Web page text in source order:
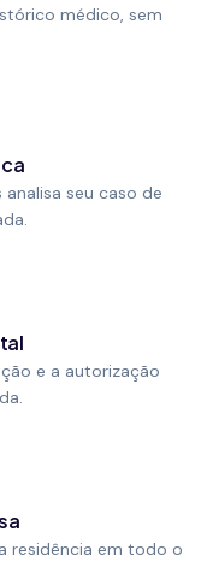
médico, sem
seu caso de
e a autorização
residência em todo o